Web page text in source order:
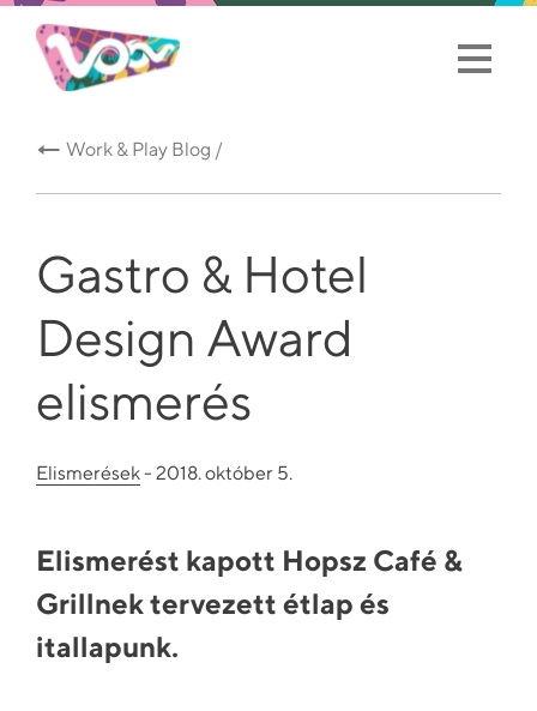
Work & Play Blog /
Gastro & Hotel
Design Award
elismerés
Elismerések- 2018. október 5.
Elismerést kapott Hopsz Café &
Grillnek tervezett étlap és
itallapunk.